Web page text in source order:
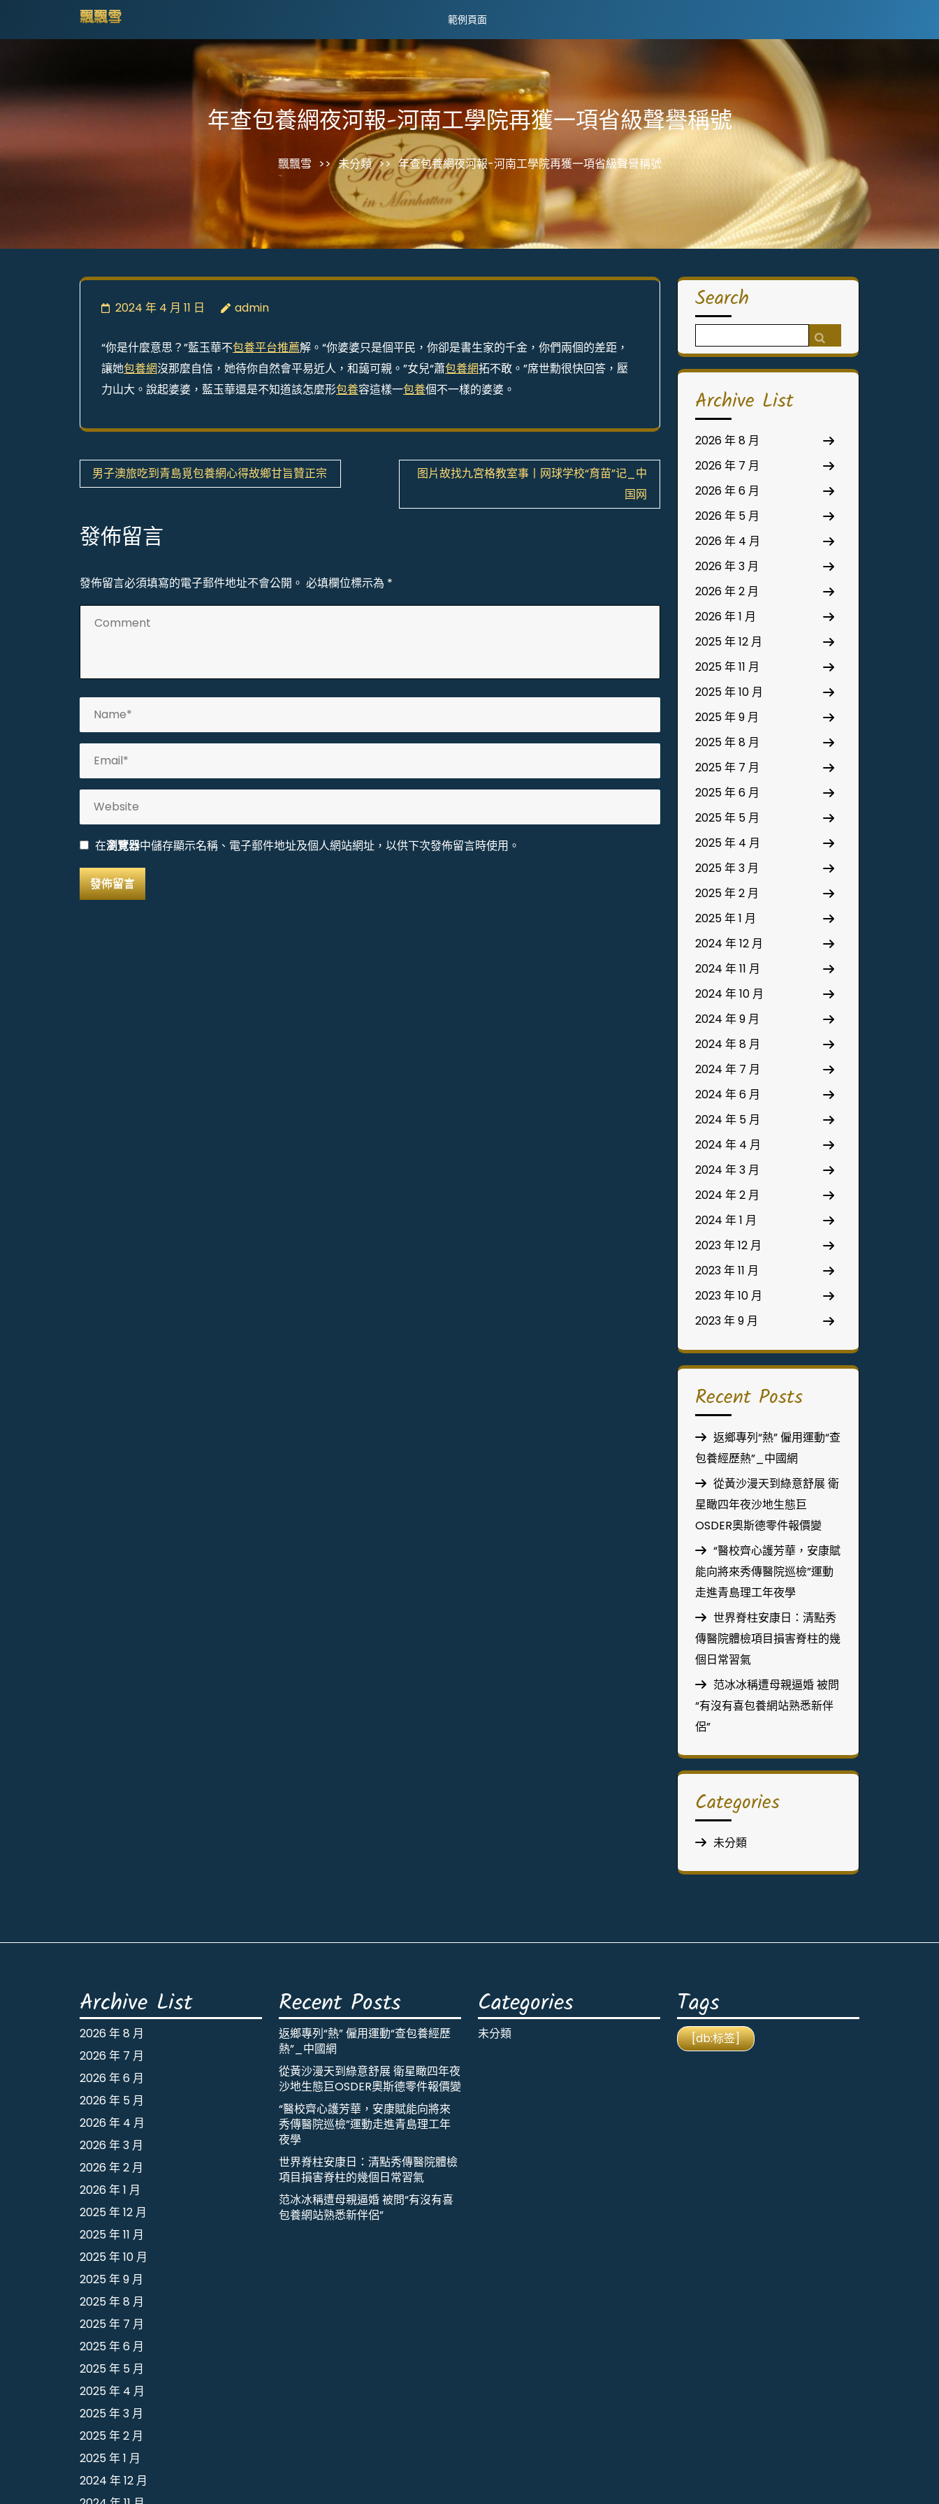
Enter)
飄飄雪 範例頁面
年查包養網夜河報-河南工學院再獲一項省級聲譽稱號
飄飄雪 >> 未分類 >> 年查包養網夜河報-河南工學院再獲一項省級聲譽稱號
2024 年 4 月 11 日 admin
“你是什麼意思？”藍玉華不包養平台推薦解。“你婆婆只是個平民，你卻是書生家的千金，你們兩個的差距，
讓她包養網沒那麼自信，她待你自然會平易近人，和藹可親。”女兒“蕭包養網拓不敢。”席世勳很快回答，壓
力山大。說起婆婆，藍玉華還是不知道該怎麼形包養容這樣一包養個不一樣的婆婆。
文
章
導
覽
男子澳旅吃到青島覓包養網心得故鄉甘旨贊正宗
图片故找九宮格教室事丨网球学校“育苗”记_中
国网
發佈留言
發佈留言必須填寫的電子郵件地址不會公開。 必填欄位標示為 *
在瀏覽器中儲存顯示名稱、電子郵件地址及個人網站網址，以供下次發佈留言時使用。
Search
for:
Archive List
2026 年 8 月
2026 年 7 月
2026 年 6 月
2026 年 5 月
2026 年 4 月
2026 年 3 月
2026 年 2 月
2026 年 1 月
2025 年 12 月
2025 年 11 月
2025 年 10 月
2025 年 9 月
2025 年 8 月
2025 年 7 月
2025 年 6 月
2025 年 5 月
2025 年 4 月
2025 年 3 月
2025 年 2 月
2025 年 1 月
2024 年 12 月
2024 年 11 月
2024 年 10 月
2024 年 9 月
2024 年 8 月
2024 年 7 月
2024 年 6 月
2024 年 5 月
2024 年 4 月
2024 年 3 月
2024 年 2 月
2024 年 1 月
2023 年 12 月
2023 年 11 月
2023 年 10 月
2023 年 9 月
Recent Posts
返鄉專列“熱” 僱用運動“查
包養經歷熱”_中國網
從黃沙漫天到綠意舒展 衛
星瞰四年夜沙地生態巨
OSDER奧斯德零件報價變
“醫校齊心護芳華，安康賦
能向將來秀傳醫院巡檢”運動
走進青島理工年夜學
世界脊柱安康日：清點秀
傳醫院體檢項目損害脊柱的幾
個日常習氣
范冰冰稱遭母親逼婚 被問
“有沒有喜包養網站熟悉新伴
侶”
Categories
未分類
Archive List
2026 年 8 月
2026 年 7 月
2026 年 6 月
2026 年 5 月
2026 年 4 月
2026 年 3 月
2026 年 2 月
2026 年 1 月
2025 年 12 月
2025 年 11 月
2025 年 10 月
2025 年 9 月
2025 年 8 月
2025 年 7 月
2025 年 6 月
2025 年 5 月
2025 年 4 月
2025 年 3 月
2025 年 2 月
2025 年 1 月
2024 年 12 月
Recent Posts
返鄉專列“熱” 僱用運動“查包養經歷
熱”_中國網
從黃沙漫天到綠意舒展 衛星瞰四年夜
沙地生態巨OSDER奧斯德零件報價變
“醫校齊心護芳華，安康賦能向將來
秀傳醫院巡檢”運動走進青島理工年
夜學
世界脊柱安康日：清點秀傳醫院體檢
項目損害脊柱的幾個日常習氣
范冰冰稱遭母親逼婚 被問“有沒有喜
包養網站熟悉新伴侶”
Categories
未分類
Tags
[db:标签]